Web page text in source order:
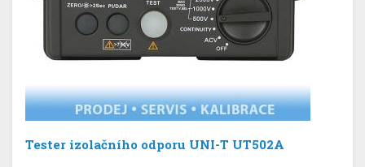
Tester izolačního odporu UNI-T UT502A